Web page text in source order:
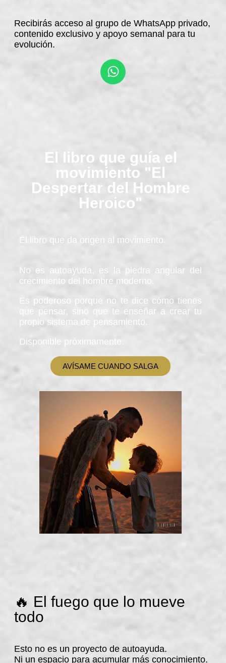
Recibirás acceso al grupo de WhatsApp privado,
contenido exclusivo y apoyo semanal para tu
evolución.
El libro que guía el
movimiento "El
Despertar del Hombre
Heroico"
El libro que da origen al movimiento.
No es autoayuda, es la piedra angular del
crecimiento del hombre moderno.
Es poderoso porque no te dice cómo tienes
que pensar, sino que te enseñar a crear tu
propio sistema de pensamiento.
Disponible próximamente.
AVÍSAME CUANDO SALGA
🔥 El fuego que lo mueve
todo
Esto no es un proyecto de autoayuda.
Ni un espacio para acumular más conocimiento.